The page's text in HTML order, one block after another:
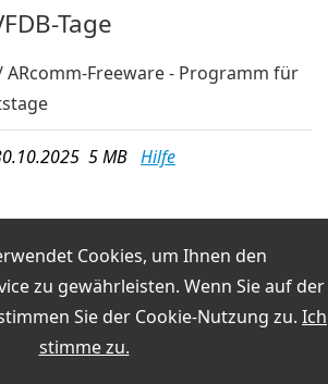
Cookies, um Ihnen den
zu gewährleisten. Wenn Sie auf der
Sie der Cookie-Nutzung zu. Ich
stimme zu.
Tage
ARcomm-Freeware - Programm für
5 MB Hilfe
ARcomm-Freeware-Programm für